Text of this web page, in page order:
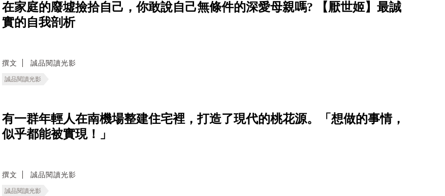
在家庭的廢墟撿拾自己，你敢說自己無條件的深愛母親嗎? 【厭世姬】最誠
實的自我剖析
撰文 誠品閱讀光影
誠品閱讀光影
有一群年輕人在南機場整建住宅裡，打造了現代的桃花源。「想做的事情，
似乎都能被實現！」
撰文 誠品閱讀光影
誠品閱讀光影